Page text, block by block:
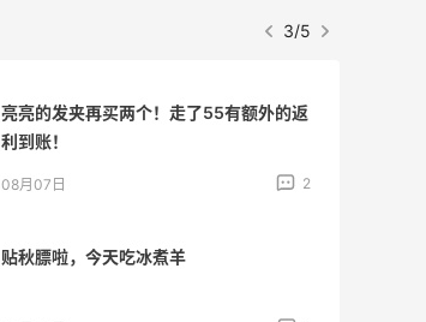
3/5
亮亮的发夹再买两个！走了55有额外的返
利到账！
08月07日 2
贴秋膘啦，今天吃冰煮羊